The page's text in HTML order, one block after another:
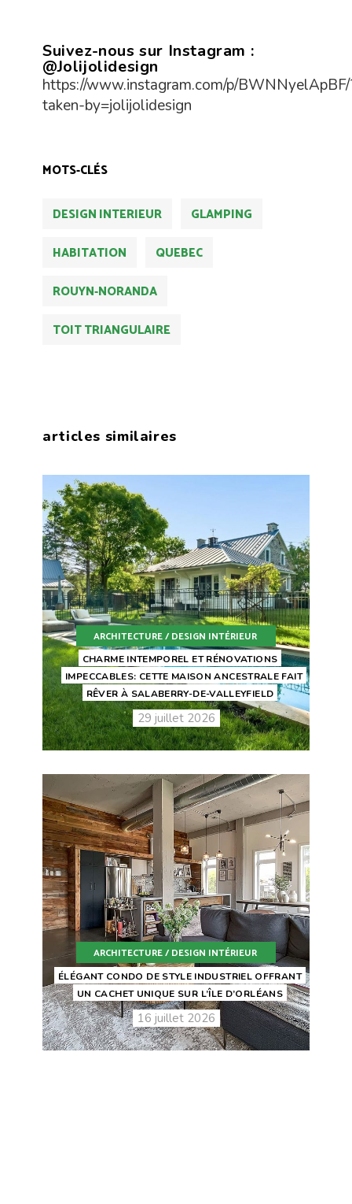
Suivez-nous sur Instagram :
@Jolijolidesign
https://www.instagram.com/p/
taken-by=jolijolidesign
MOTS-CLÉS
DESIGN INTERIEUR
GLAMPING
HABITATION
QUEBEC
ROUYN-NORANDA
TOIT TRIANGULAIRE
articles similaires
ARCHITECTURE / DESIGN INTÉRIEUR
CHARME INTEMPOREL ET RÉNOVATIONS
IMPECCABLES: CETTE MAISON ANCESTRALE FAIT
RÊVER À SALABERRY-DE-VALLEYFIELD
29 juillet 2026
ARCHITECTURE / DESIGN INTÉRIEUR
ÉLÉGANT CONDO DE STYLE INDUSTRIEL OFFRANT
UN CACHET UNIQUE SUR L’ÎLE D’ORLÉANS
16 juillet 2026